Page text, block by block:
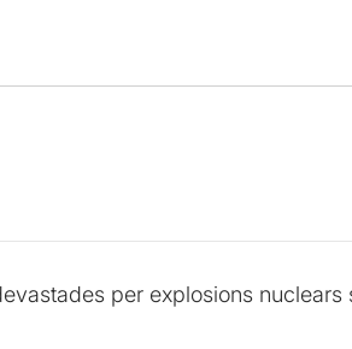
per explosions nuclears